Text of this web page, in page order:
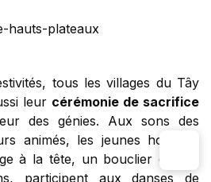
tous les villages du Tây
leur cérémonie de sacrifice
des génies. Aux sons des
animés, les jeunes hommes
à la tête, un bouclier et une
participent aux danses de